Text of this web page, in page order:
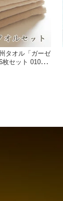
タオル「ガーゼ
枚セット 010B0